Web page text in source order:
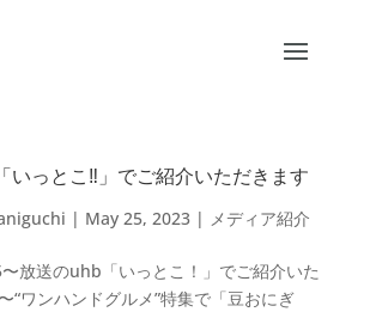
いっとこ‼」でご紹介いただきます
| May 25, 2023| メディア紹介
放送のuhb「いっとこ！」でご紹介いた
“ワンハンドグルメ”特集で「豆おにぎ